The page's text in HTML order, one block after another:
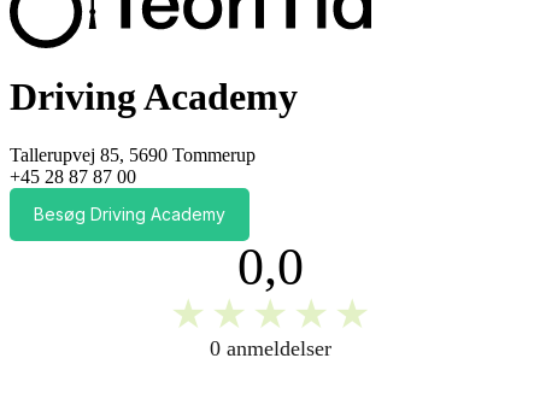
Driving Academy
Tallerupvej 85, 5690 Tommerup
+45 28 87 87 00
Besøg Driving Academy
0,0
★ ★ ★ ★ ★
0 anmeldelser